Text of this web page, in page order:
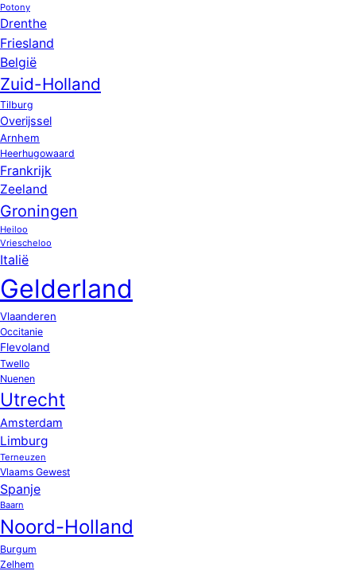
Potony
Drenthe
Friesland
België
Zuid-Holland
Tilburg
Overijssel
Arnhem
Heerhugowaard
Frankrijk
Zeeland
Groningen
Heiloo
Vriescheloo
Italië
Gelderland
Vlaanderen
Occitanie
Flevoland
Twello
Nuenen
Utrecht
Amsterdam
Limburg
Terneuzen
Vlaams Gewest
Spanje
Baarn
Noord-Holland
Burgum
Zelhem